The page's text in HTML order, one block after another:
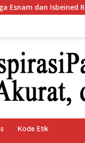
Rampungkan
Kode Etik